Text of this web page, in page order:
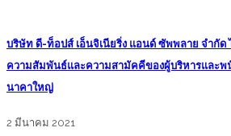
บริษัท ดี-ท็อปส์ เอ็นจิเนียริ่ง แอนด์ ซัพพลาย จำกัด
ความสัมพันธ์และความสามัคคีของผู้บริหารและพ
นาคาใหญ่
2 มีนาคม 2021